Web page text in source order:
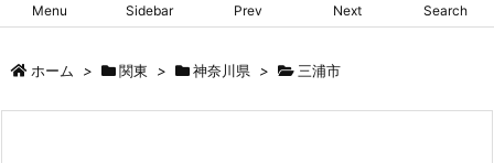
Menu Sidebar Prev Next Search
ホーム > 関東 > 神奈川県 > 三浦市